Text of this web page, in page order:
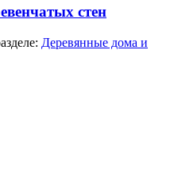
стен
Деревянные дома и